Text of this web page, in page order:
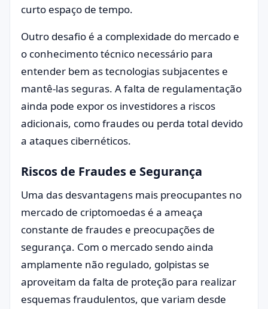
curto espaço de tempo.
Outro desafio é a complexidade do mercado e
o conhecimento técnico necessário para
entender bem as tecnologias subjacentes e
mantê-las seguras. A falta de regulamentação
ainda pode expor os investidores a riscos
adicionais, como fraudes ou perda total devido
a ataques cibernéticos.
Riscos de Fraudes e Segurança
Uma das desvantagens mais preocupantes no
mercado de criptomoedas é a ameaça
constante de fraudes e preocupações de
segurança. Com o mercado sendo ainda
amplamente não regulado, golpistas se
aproveitam da falta de proteção para realizar
esquemas fraudulentos, que variam desde